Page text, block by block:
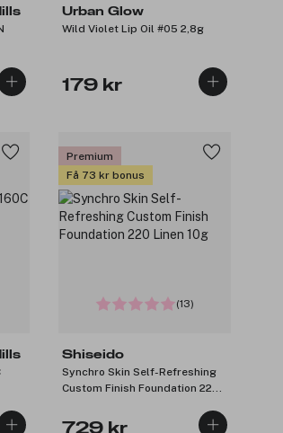
Urban Glow
Wild Violet Lip Oil #05 2,8g
179 kr
Premium
Få 73 kr bonus
(13)
Shiseido
Synchro Skin Self-Refreshing
Custom Finish Foundation 220
729 kr